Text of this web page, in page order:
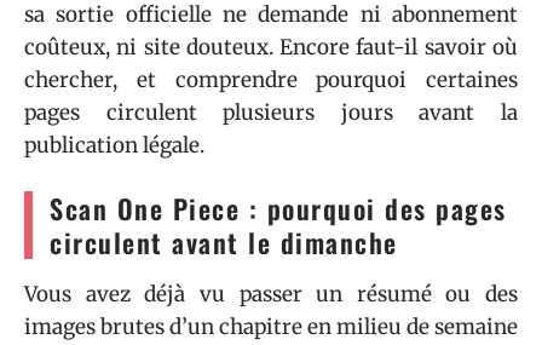
sa sortie officielle ne demande ni abonnement
coûteux, ni site douteux. Encore faut-il savoir où
chercher, et comprendre pourquoi certaines
pages circulent plusieurs jours avant la
publication légale.
Scan One Piece : pourquoi des pages
circulent avant le dimanche
Vous avez déjà vu passer un résumé ou des
images brutes d’un chapitre en milieu de semaine